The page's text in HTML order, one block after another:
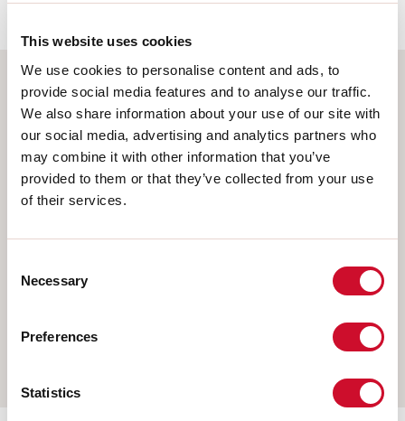
This website uses cookies
We use cookies to personalise content and ads, to
provide social media features and to analyse our traffic.
We also share information about your use of our site with
our social media, advertising and analytics partners who
may combine it with other information that you’ve
provided to them or that they’ve collected from your use
of their services.
Selection
Necessary
Preferences
Statistics
Sélectionnez votre produit
TYPE INSTALLATION
PLAFONNIER